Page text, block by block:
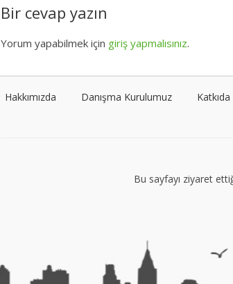
Bir cevap yazın
Yorum yapabilmek için giriş yapmalısınız.
Hakkımızda Danışma Kurulumuz
Bu sayfayı ziyaret